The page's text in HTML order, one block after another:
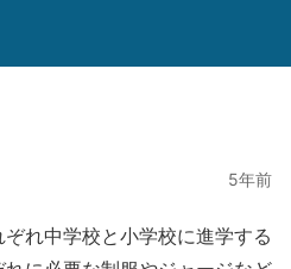
5年前
れ中学校と小学校に進学する